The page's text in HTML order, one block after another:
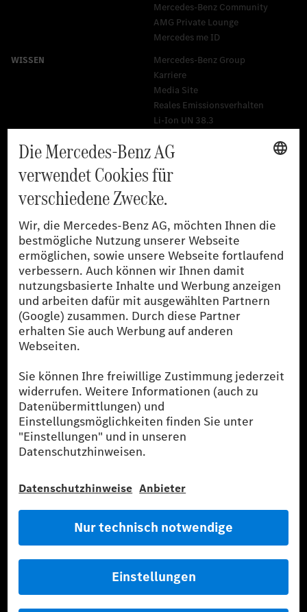
Mercedes-Benz Community
AMG Private Lounge
Mercedes me ID
Mercedes-Benz Group
Karriere
Media Site
Reales Emissionsverhalten
Li-Ion UN 38.3
[1]
Die angegebenen Werte wurden nach dem vorgeschriebenen
Messverfahren WLTP (Worldwide harmonised Light-duty
vehicles Test Procedures) ermittelt. Der Kraftstoffverbrauch und
der CO₂-Ausstoß eines Pkw sind nicht nur von der effizienten
Ausnutzung des Kraftstoffs durch den Pkw, sondern auch vom
Fahrstil und anderen nichttechnischen Faktoren abhängig.